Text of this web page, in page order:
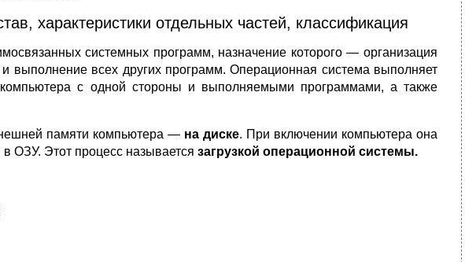
характеристики отдельных частей, классификация
системных программ, назначение которого — организация
выполнение всех других программ. Операционная система выполняет
с одной стороны и выполняемыми программами, а также
памяти компьютера — на диске. При включении компьютера она
ОЗУ. Этот процесс называется загрузкой операционной системы.